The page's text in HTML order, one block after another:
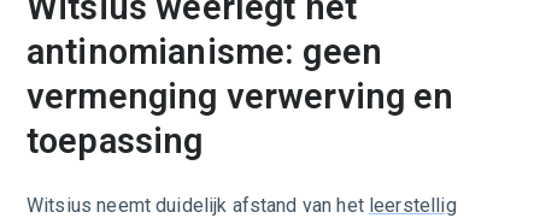
antinomianisme: geen
vermenging verwerving en
toepassing
Witsius neemt duidelijk afstand van het leerstellig